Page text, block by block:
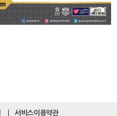
서비스이용약관